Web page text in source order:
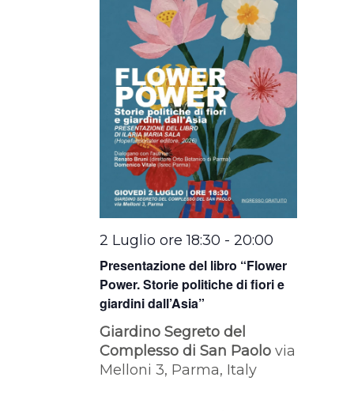
Presentazione del libro “Flower
Power. Storie politiche di fiori e
giardini dall’Asia”
2 Luglio ore 18:30 -20:00
Giardino Segreto del
Complesso di San Paolovia
Melloni 3, Parma, Italy